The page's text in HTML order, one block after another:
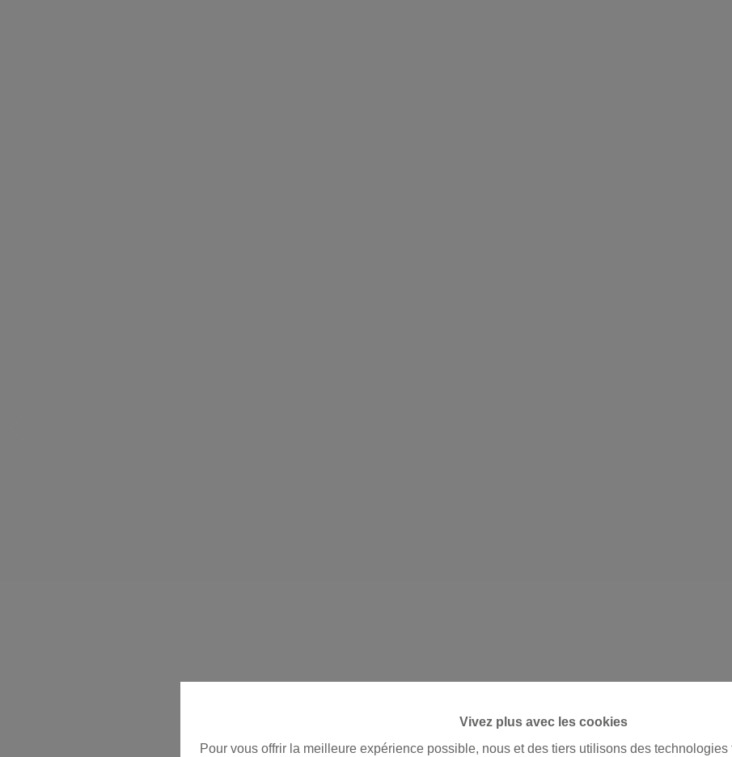
Vivez plus avec les cookies
Pour vous offrir la meilleure expérience possible, nous et des tiers utilisons des